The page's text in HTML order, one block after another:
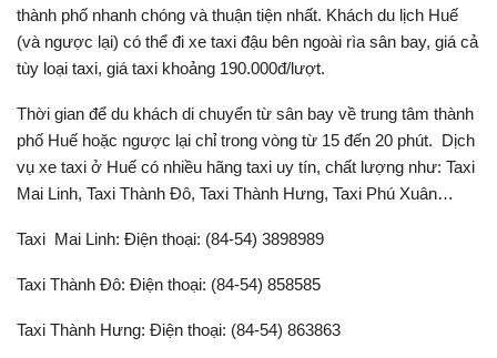
thành phố nhanh chóng và thuận tiện nhất. Khách du lịch Huế
(và ngược lại) có thể đi xe taxi đậu bên ngoài rìa sân bay, giá cả
tùy loại taxi, giá taxi khoảng 190.000đ/lượt.
Thời gian để du khách di chuyển từ sân bay về trung tâm thành
phố Huế hoặc ngược lại chỉ trong vòng từ 15 đến 20 phút. Dịch
vụ xe taxi ở Huế có nhiều hãng taxi uy tín, chất lượng như: Taxi
Mai Linh, Taxi Thành Đô, Taxi Thành Hưng, Taxi Phú Xuân…
Taxi Mai Linh: Điện thoại: (84-54) 3898989
Taxi Thành Đô: Điện thoại: (84-54) 858585
Taxi Thành Hưng: Điện thoại: (84-54) 863863